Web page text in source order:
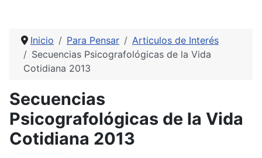
Inicio Para Pensar
Articulos de Interés
Secuencias Psicografológicas de la Vida
Cotidiana 2013
Secuencias
Psicografológicas de la Vida
Cotidiana 2013